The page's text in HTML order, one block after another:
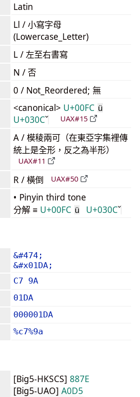
Latin
Ll / 小寫字母
(Lowercase_Letter)
L / 左至右書寫
N / 否
0 / Not_Reordered; 無
<canonical> U+00FC ü
U+030C UAX#15
A / 模稜兩可（在東亞字集裡傳
統上是全形，反之為半形）
UAX#11
R / 橫倒 UAX#50
• Pinyin third tone
分解 ≡ U+00FC ü U+030C
&#474;
&#x01DA;
C7 9A
01DA
000001DA
%c7%9a
[Big5-HKSCS] 887E
[Big5-UAO] A0D5